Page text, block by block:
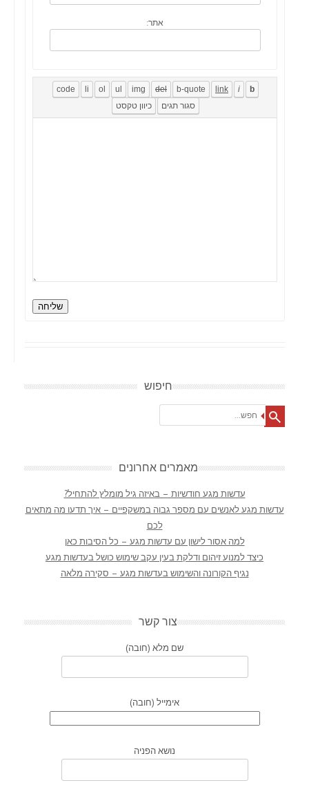
אתר:
שליחה
חיפוש
מאמרים אחרונים
עדשות מגע חודשיות – באיזה גיל מומלץ להתחיל?
עדשות מגע לאנשים עם מספר גבוה במשקפיים – איך תדעו מה מתאים
לכם
למה אסור לישון עם עדשות מגע – כל הסיבות כאן
כיצד למנוע זיהום ודלקת בעין עקב שימוש כושל בעדשות מגע
נגיף הקורונה והשימוש בעדשות מגע – סקירה מלאה
צור קשר
שם מלא (חובה)
אימייל (חובה)
נושא הפניה